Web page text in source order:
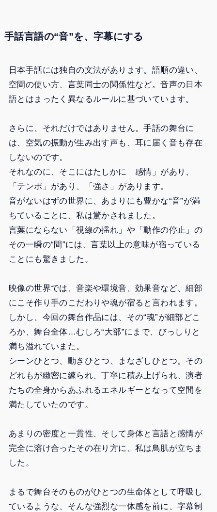
手話言語の“音”を、字幕にする
日本手話には独自の文法があります。語順の違い、
空間の使い方、言葉同士の関係性など。音声の日本
語とはまったく異なるルールに基づいています。
さらに、それだけではありません。手話の舞台に
は、空気の振動が生み出す声も、耳に届く音も存在
しないのです。
それなのに、そこにはたしかに「感情」があり、
「テンポ」があり、「強さ」があります。
音がないはずの世界に、あまりにも豊かな“音”が満
ちていることに、私は驚かされました。
言葉にならない「視線の揺れ」や「動作の停止」の
その一瞬の“間”には、言葉以上の意味が宿っている
ことにも驚きました。
映像の世界では、音楽や環境音、効果音など、細部
にこそ作り手のこだわりや魂が宿ると言われます。
しかし、今回の舞台作品には、その“魂”が細部どこ
ろか、舞台全体…むしろ“大部”にまで、びっしりと
満ち溢れていまた。
シーンひとつ、動きひとつ、まなざしひとつ。その
どれもが緻密に練られ、丁寧に積み上げられ、演者
たちの全身からあふれるエネルギーとなって空間を
満たしていたのです。
あまりの密度と一貫性、そして身体と言語と感情が
完全に溶け合ったその在り方に、私は鳥肌が立ちま
した。
まるで舞台そのものがひとつの生命体として呼吸し
ているような、そんな強烈な一体感を前に、字幕制